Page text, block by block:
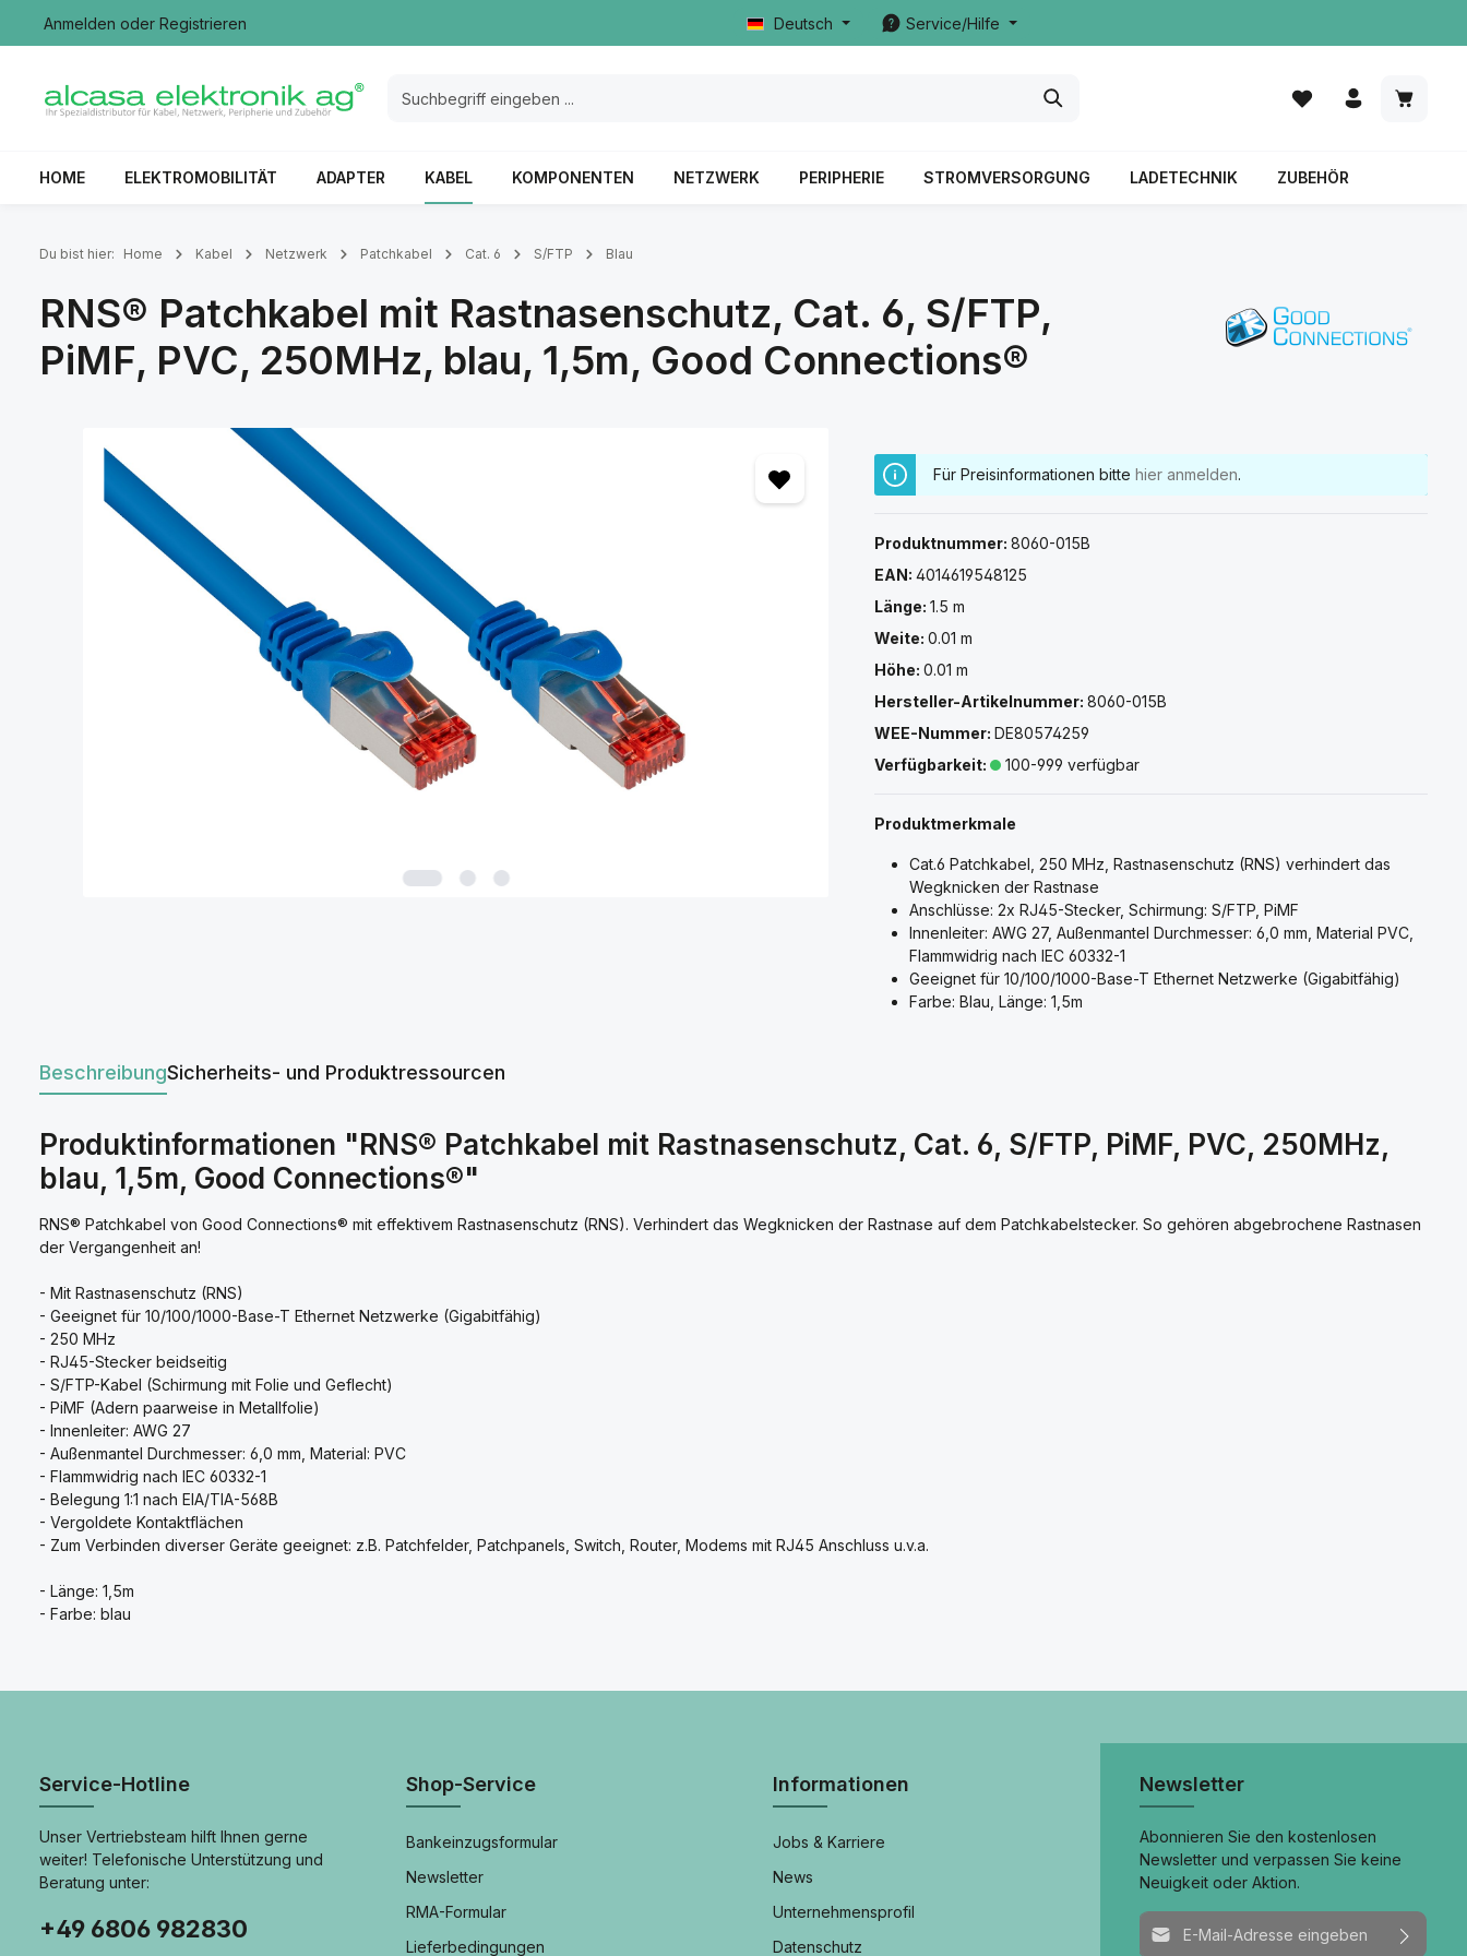
Zur Hauptnavigation springen
Anmelden oder Registrieren Deutsch Service/Hilfe
HOME ELEKTROMOBILITÄT ADAPTER KABEL KOMPONENTEN NETZWERK PERIPHERIE STROMVERSORGUNG LADETECHNIK ZUBEHÖR
Du bist hier: Home Kabel Netzwerk Patchkabel Cat. 6 S/FTP Blau
RNS® Patchkabel mit Rastnasenschutz, Cat. 6, S/FTP,
PiMF, PVC, 250MHz, blau, 1,5m, Good Connections®
Für Preisinformationen bittehier anmelden.
Produktnummer:8060-015B
EAN:4014619548125
Länge:1.5 m
Weite:0.01 m
Höhe:0.01 m
Hersteller-Artikelnummer:8060-015B
WEE-Nummer:DE80574259
Verfügbarkeit:
100-999 verfügbar
Produktmerkmale
Cat.6 Patchkabel, 250 MHz, Rastnasenschutz (RNS) verhindert das
Wegknicken der Rastnase
Anschlüsse: 2x RJ45-Stecker, Schirmung: S/FTP, PiMF
Innenleiter: AWG 27, Außenmantel Durchmesser: 6,0 mm, Material PVC,
Flammwidrig nach IEC 60332-1
Geeignet für 10/100/1000-Base-T Ethernet Netzwerke (Gigabitfähig)
Farbe: Blau, Länge: 1,5m
BeschreibungSicherheits- und Produktressourcen
Produktinformationen "RNS® Patchkabel mit Rastnasenschutz, Cat. 6, S/FTP, PiMF, PVC, 250MHz,
blau, 1,5m, Good Connections®"
RNS® Patchkabel von Good Connections® mit effektivem Rastnasenschutz (RNS). Verhindert das Wegknicken der Rastnase auf dem Patchkabelstecker. So gehören abgebrochene Rastnasen
der Vergangenheit an!
- Mit Rastnasenschutz (RNS)
- Geeignet für 10/100/1000-Base-T Ethernet Netzwerke (Gigabitfähig)
- 250 MHz
- RJ45-Stecker beidseitig
- S/FTP-Kabel (Schirmung mit Folie und Geflecht)
- PiMF (Adern paarweise in Metallfolie)
- Innenleiter: AWG 27
- Außenmantel Durchmesser: 6,0 mm, Material: PVC
- Flammwidrig nach IEC 60332-1
- Belegung 1:1 nach EIA/TIA-568B
- Vergoldete Kontaktflächen
- Zum Verbinden diverser Geräte geeignet: z.B. Patchfelder, Patchpanels, Switch, Router, Modems mit RJ45 Anschluss u.v.a.
- Länge: 1,5m
- Farbe: blau
Service-Hotline
Unser Vertriebsteam hilft Ihnen gerne
weiter! Telefonische Unterstützung und
Beratung unter:
+49 6806 982830
Shop-Service
Bankeinzugsformular
Newsletter
RMA-Formular
Lieferbedingungen
Informationen
Jobs & Karriere
News
Unternehmensprofil
Datenschutz
Newsletter
Abonnieren Sie den kostenlosen
Newsletter und verpassen Sie keine
Neuigkeit oder Aktion.
E-Mail-Adresse*